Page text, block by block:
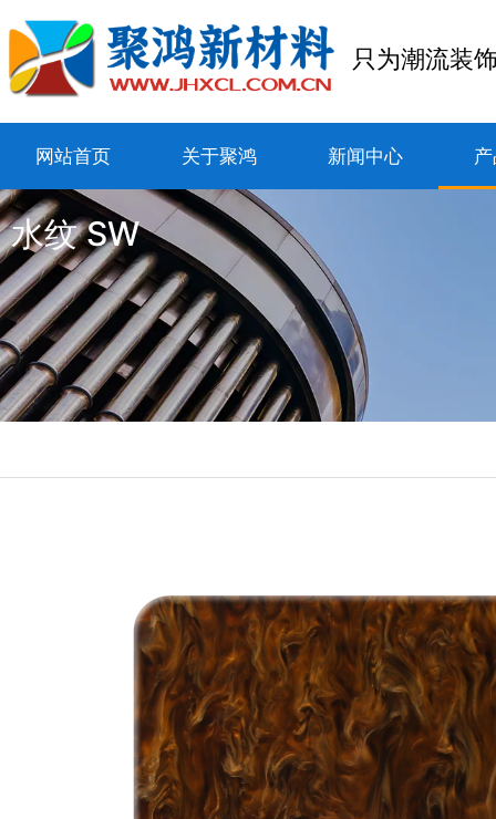
只为潮流装
网站首页 关于聚鸿 新闻中心
水纹 SW